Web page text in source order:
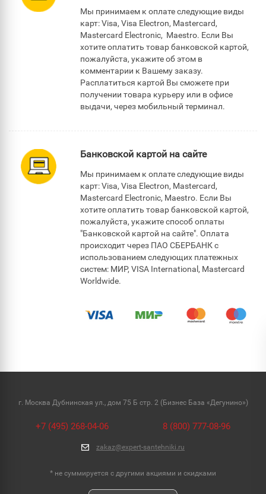
Мы принимаем к оплате следующие виды
карт: Visa, Visa Electron, Mastercard,
Mastercard Electronic, Maestro. Если Вы
хотите оплатить товар банковской картой,
пожалуйста, укажите об этом в
комментарии к Вашему заказу.
Расплатиться картой Вы сможете при
получении товара курьеру или в офисе
выдачи, через мобильный терминал.
Банковской картой на сайте
Мы принимаем к оплате следующие виды
карт: Visa, Visa Electron, Mastercard,
Mastercard Electronic, Maestro. Если Вы
хотите оплатить товар банковской картой,
пожалуйста, укажите способ оплаты
"Банковской картой на сайте". Оплата
происходит через ПАО СБЕРБАНК с
использованием следующих платежных
систем: МИР, VISA International, Mastercard
Worldwide.
г. Москва Дубнинская ул., дом 75 Б стр. 2 (Бизнес База «Дегунино»)
+7 (495) 268-04-06 8 (800) 777-08-96
zakaz@expert-santehniki.ru
* не суммируется с другими акциями и скидками